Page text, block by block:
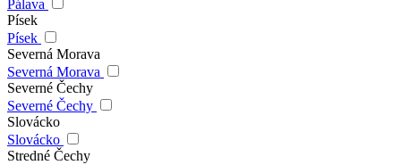
Pálava
Písek
Písek
Severná Morava
Severná Morava
Severné Čechy
Severné Čechy
Slovácko
Slovácko
Stredné Čechy